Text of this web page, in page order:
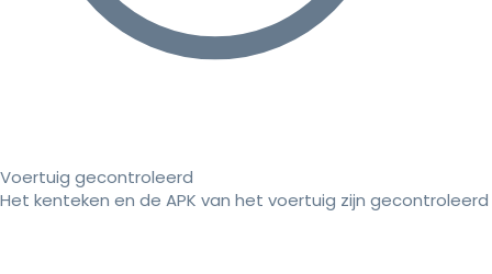
Voertuig gecontroleerd
Het kenteken en de APK van het voertuig zijn gecontroleerd